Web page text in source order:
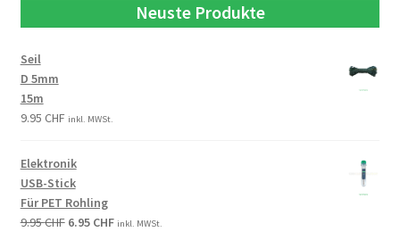
Neuste Produkte
Seil
D 5mm
15m
9.95 CHF inkl. MWSt.
Elektronik
USB-Stick
Für PET Rohling
9.95CHF 6.95 CHF inkl. MWSt.